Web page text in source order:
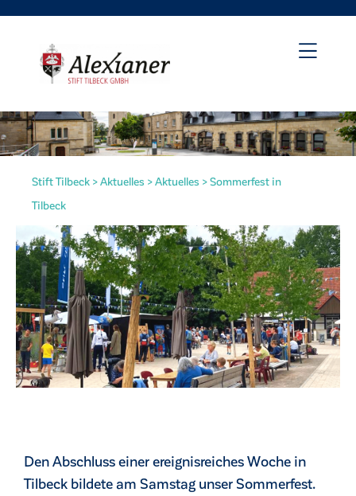
Stift Tilbeck >Aktuelles >Aktuelles >Sommerfest in
Tilbeck
Den Abschluss einer ereignisreiches Woche in
Tilbeck bildete am Samstag unser Sommerfest.